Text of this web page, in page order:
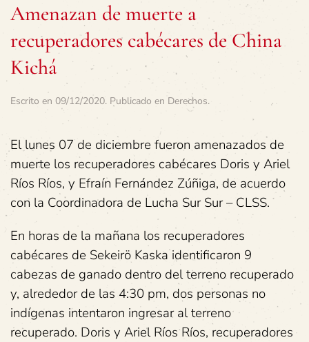
Amenazan de muerte a
recuperadores cabécares de China
Kichá
Escrito en 09/12/2020. Publicado en Derechos.
El lunes 07 de diciembre fueron amenazados de
muerte los recuperadores cabécares Doris y Ariel
Ríos Ríos, y Efraín Fernández Zúñiga, de acuerdo
con la Coordinadora de Lucha Sur Sur – CLSS.
En horas de la mañana los recuperadores
cabécares de Sekeirö Kaska identificaron 9
cabezas de ganado dentro del terreno recuperado
y, alrededor de las 4:30 pm, dos personas no
indígenas intentaron ingresar al terreno
recuperado. Doris y Ariel Ríos Ríos, recuperadores